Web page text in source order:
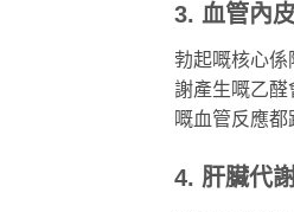
3. 血管內
勃起嘅核心係
謝產生嘅乙
嘅血管反應都
4. 肝臟代